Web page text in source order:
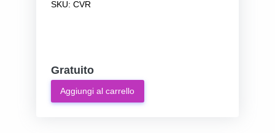
SKU: CVR
Gratuito
Aggiungi al carrello